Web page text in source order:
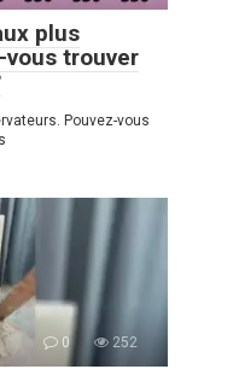
plus
vous trouver
Pouvez-vous
0 252